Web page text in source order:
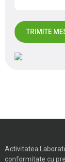
Activitatea
conformitate cu